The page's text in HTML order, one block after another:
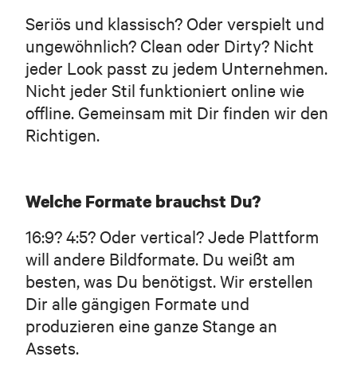
Seriös und klassisch? Oder verspielt und
ungewöhnlich? Clean oder Dirty? Nicht
jeder Look passt zu jedem Unternehmen.
Nicht jeder Stil funktioniert online wie
offline. Gemeinsam mit Dir finden wir den
Richtigen.
Welche Formate brauchst Du?
16:9? 4:5? Oder vertical? Jede Plattform
will andere Bildformate. Du weißt am
besten, was Du benötigst. Wir erstellen
Dir alle gängigen Formate und
produzieren eine ganze Stange an
Assets.